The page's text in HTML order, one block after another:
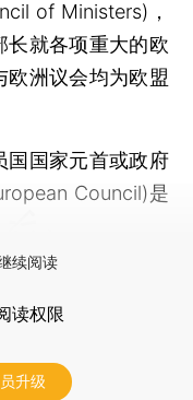
of Ministers)，
长就各项重大的欧
欧洲议会均为欧盟
国家元首或政府
Council)是
续阅读
读权限
升级